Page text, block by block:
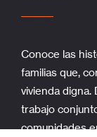
Conoce las
familias que,
vivienda digna.
trabajo
comunidades